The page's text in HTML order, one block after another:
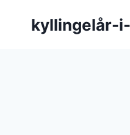
kyllingelår-